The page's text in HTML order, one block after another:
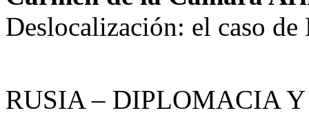
Deslocalización: el caso de
RUSIA – DIPLOMACIA